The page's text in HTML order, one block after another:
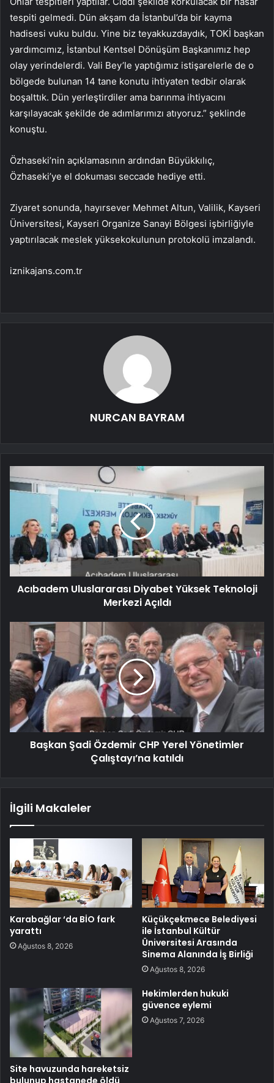
tespiti gelmedi. Dün akşam da İstanbul’da bir kayma
hadisesi vuku buldu. Yine biz teyakkuzdaydık, TOKİ başkan
yardımcımız, İstanbul Kentsel Dönüşüm Başkanımız hep
olay yerindelerdi. Vali Bey’le yaptığımız istişarelerle de o
bölgede bulunan 14 tane konutu ihtiyaten tedbir olarak
boşalttık. Dün yerleştirdiler ama barınma ihtiyacını
karşılayacak şekilde de adımlarımızı atıyoruz.” şeklinde
konuştu.
Özhaseki’nin açıklamasının ardından Büyükkılıç,
Özhaseki’ye el dokuması seccade hediye etti.
Ziyaret sonunda, hayırsever Mehmet Altun, Valilik, Kayseri
Üniversitesi, Kayseri Organize Sanayi Bölgesi işbirliğiyle
yaptırılacak meslek yüksekokulunun protokolü imzalandı.
iznikajans.com.tr
NURCAN BAYRAM
Acıbadem Uluslararası Diyabet Yüksek Teknoloji
Merkezi Açıldı
Başkan Şadi Özdemir CHP Yerel Yönetimler
Çalıştayı’na katıldı
İlgili Makaleler
Karabağlar ‘da BİO fark
yarattı
Ağustos 8, 2026
Küçükçekmece Belediyesi
ile İstanbul Kültür
Üniversitesi Arasında
Sinema Alanında İş Birliği
Ağustos 8, 2026
Site havuzunda hareketsiz
bulunup hastanede öldü
Hekimlerden hukuki
güvence eylemi
Ağustos 7, 2026